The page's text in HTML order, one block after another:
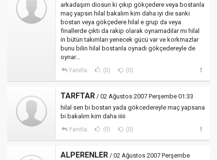
arkadaşım diosun ki çıkıp gökçedere veya bostanla
maç yapsın hilal bakalım kim daha iyi die sanki
bostan veya gökçedere hilal e grup da veya
finallerde çıktı da rakip olarak oynamadılar mı hilal
in bütün takımları yenecek gücü var ve korkmazlar
bunu bilin hilal bostanla oynadı gökçedereyle de
oynar...
Yanıtla (0) (0)
TARFTAR / 02 Ağustos 2007 Perşembe 01:33
hilal sen bi bostan yada gökcedereyle maç yapsana
bi bakalım kim daha iiiii
Yanıtla (0) (0)
ALPERENLER / 02 Ağustos 2007 Perşembe